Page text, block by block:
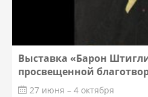
Выставка «Барон
просвещенной
27 июня – 4 октября